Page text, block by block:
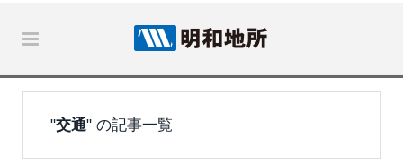
"交通" の記事一覧